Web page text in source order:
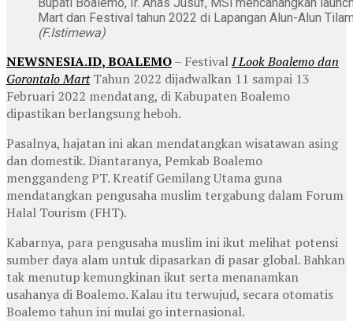
Mart dan Festival tahun 2022 di Lapangan Alun-Alun
(F.Istimewa)
NEWSNESIA.ID, BOALEMO– FestivalI Look Boalemo dan
Gorontalo MartTahun 2022 dijadwalkan 11 sampai 13
Februari 2022 mendatang, di Kabupaten Boalemo
dipastikan berlangsung heboh.
Pasalnya, hajatan ini akan mendatangkan wisatawan asing
dan domestik. Diantaranya, Pemkab Boalemo
menggandeng PT. Kreatif Gemilang Utama guna
mendatangkan pengusaha muslim tergabung dalam Forum
Halal Tourism (FHT).
Kabarnya, para pengusaha muslim ini ikut melihat potensi
sumber daya alam untuk dipasarkan di pasar global. Bahkan
tak menutup kemungkinan ikut serta menanamkan
usahanya di Boalemo. Kalau itu terwujud, secara otomatis
Boalemo tahun ini mulai go internasional.